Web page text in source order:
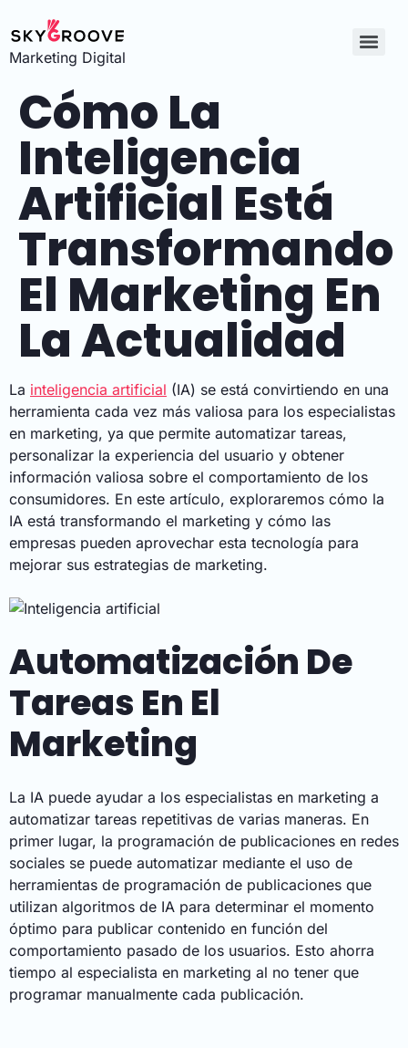
Marketing Digital
Cómo La
Inteligencia
Artificial Está
Transformando
El Marketing En
La Actualidad
La inteligencia artificial (IA) se está convirtiendo en una
herramienta cada vez más valiosa para los especialistas
en marketing, ya que permite automatizar tareas,
personalizar la experiencia del usuario y obtener
información valiosa sobre el comportamiento de los
consumidores. En este artículo, exploraremos cómo la
IA está transformando el marketing y cómo las
empresas pueden aprovechar esta tecnología para
mejorar sus estrategias de marketing.
Automatización De
Tareas En El
Marketing
La IA puede ayudar a los especialistas en marketing a
automatizar tareas repetitivas de varias maneras. En
primer lugar, la programación de publicaciones en redes
sociales se puede automatizar mediante el uso de
herramientas de programación de publicaciones que
utilizan algoritmos de IA para determinar el momento
óptimo para publicar contenido en función del
comportamiento pasado de los usuarios. Esto ahorra
tiempo al especialista en marketing al no tener que
programar manualmente cada publicación.